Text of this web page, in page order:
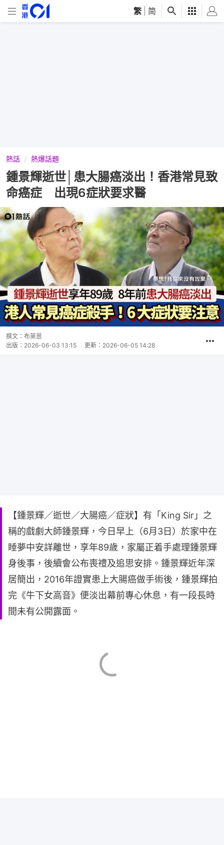
繁 简
熱話 熱爆話題
鍾景輝逝世│患大腸癌淡出！香港常見致
命癌症 出現6症狀要求醫
撰文： 布萊恩
出版： 2026-06-03 13:15 更新： 2026-06-05 14:28
【鍾景輝／逝世／大腸癌／症狀】有「King Sir」之
稱的戲劇大師鍾景輝，今日早上（6月3日）於家中在
睡夢中安詳離世，享年89歲，家屬正着手處理鍾景輝
身後事，後續會公布喪禮及追思安排。鍾景輝近年深
居簡出，2016年證實患上大腸癌做手術後，鍾景輝拍
完《牛下女高音》便淡出幕前專心休息，有一段長時
間未有公開露面。